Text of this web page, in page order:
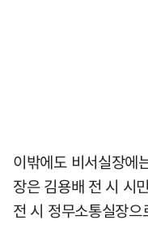
이밖에도 비서실장에
장은 김용배 전 시 시
전 시 정무소통실장으